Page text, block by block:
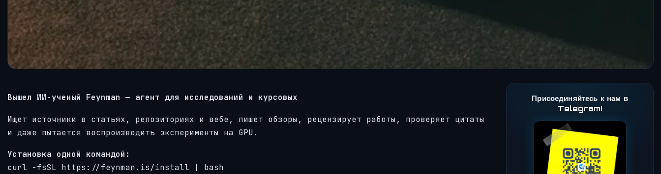
Вышел ИИ-ученый Feynman — агент для исследований и курсовых
Ищет источники в статьях, репозиториях и вебе, пишет обзоры, рецензирует работы, проверяет цитаты
и даже пытается воспроизводить эксперименты на GPU.
Установка одной командой:
curl -fsSL https://feynman.is/install | bash
Присоединяйтесь к нам в
Telegram!